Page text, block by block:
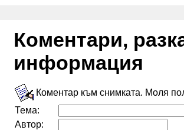
Коментари,
информация
Коментар към снимката. Моля
Тема:
Автор: